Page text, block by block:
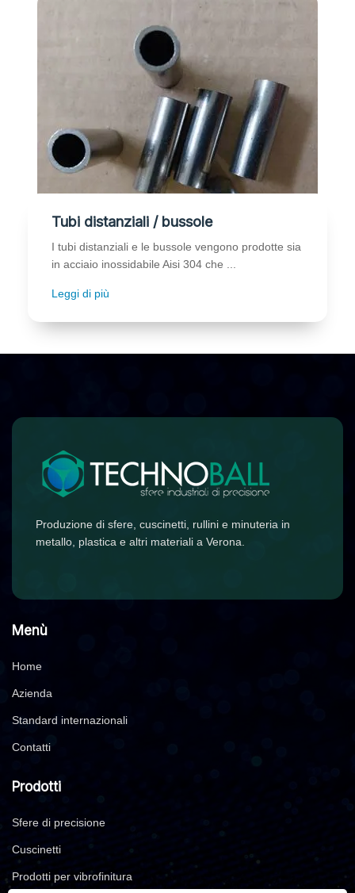
Tubi distanziali / bussole
I tubi distanziali e le bussole vengono prodotte sia
in acciaio inossidabile Aisi 304 che ...
Leggi di più
Produzione di sfere, cuscinetti, rullini e minuteria in
metallo, plastica e altri materiali a Verona.
Menù
Home
Azienda
Standard internazionali
Contatti
Prodotti
Sfere di precisione
Cuscinetti
Prodotti per vibrofinitura